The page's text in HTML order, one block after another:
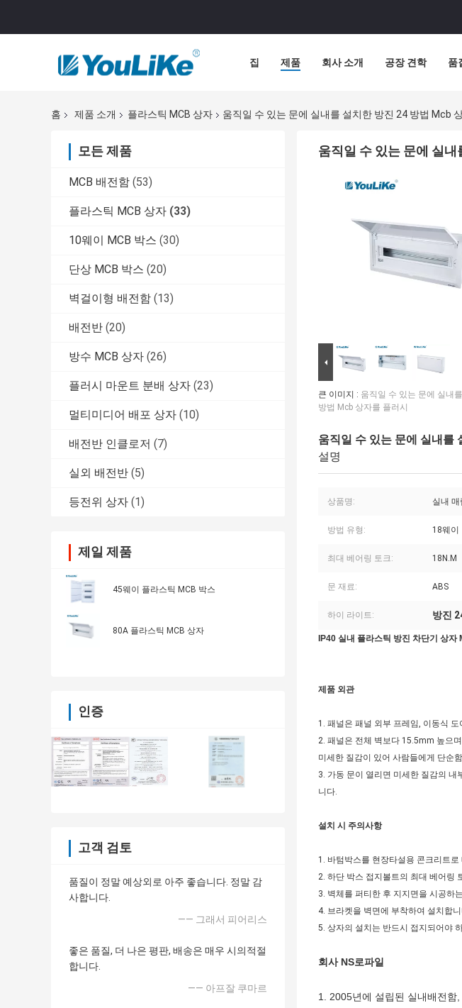
집 제품 회사 소개 공장 견학 품
홈 제품 소개 플라스틱 MCB 상자 움직일 수 있는 문에 실내를 설치한 방진 24 방법 Mcb
모든 제품
MCB 배전함 (53)
플라스틱 MCB 상자 (33)
10웨이 MCB 박스 (30)
단상 MCB 박스 (20)
벽걸이형 배전함 (13)
배전반 (20)
방수 MCB 상자 (26)
플러시 마운트 분배 상자 (23)
멀티미디어 배포 상자 (10)
배전반 인클로저 (7)
실외 배전반 (5)
등전위 상자 (1)
제일 제품
45웨이 플라스틱 MCB 박스
80A 플라스틱 MCB 상자
인증
고객 검토
품질이 정말 예상외로 아주 좋습니다. 정말 감
사합니다.
—— 그래서 피어리스
좋은 품질, 더 나은 평판, 배송은 매우 시의적절
합니다.
—— 아프잘 쿠마르
움직일 수 있는 문에 실
큰 이미지 : 움직일 수 있는 문에 실내
방법 Mcb 상자를 플러시
움직일 수 있는 문에 실내를
설명
상품명: 실내
방법 유형: 18웨이
최대 베어링 토크: 18N.M
문 재료: ABS
하이 라이트: 방진
IP40 실내 플라스틱 방진 차단기 상
제품 외관
1. 패널은 패널 외부 프레임, 이동식
2. 패널은 전체 벽보다 15.5mm 높으
미세한 질감이 있어 사람들에게 단순
3. 가동 문이 열리면 미세한 질감의
니다.
설치 시 주의사항
1. 바텀박스를 현장타설용 콘크리트
2. 하단 박스 접지볼트의 최대 베어링
3. 벽체를 퍼티한 후 지지면을 시공하
4. 브라켓을 벽면에 부착하여 설치합
5. 상자의 설치는 반드시 접지되어야
회사 NS로파일
1. 2005년에 설립된 실내배전함